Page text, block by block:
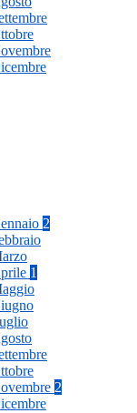
2
1
2